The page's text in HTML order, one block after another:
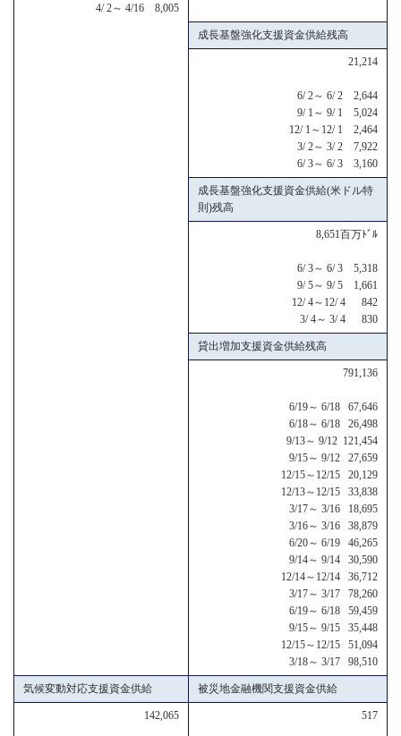
4/ 2～ 4/16 8,005
成長基盤強化支援資金供給残高
21,214
6/ 2～ 6/ 2 2,644
9/ 1～ 9/ 1 5,024
12/ 1～12/ 1 2,464
3/ 2～ 3/ 2 7,922
6/ 3～ 6/ 3 3,160
成長基盤強化支援資金供給(米ドル特
則)残高
8,651百万ﾄﾞﾙ
6/ 3～ 6/ 3 5,318
9/ 5～ 9/ 5 1,661
12/ 4～12/ 4 842
3/ 4～ 3/ 4 830
貸出増加支援資金供給残高
791,136
6/19～ 6/18 67,646
6/18～ 6/18 26,498
9/13～ 9/12 121,454
9/15～ 9/12 27,659
12/15～12/15 20,129
12/13～12/15 33,838
3/17～ 3/16 18,695
3/16～ 3/16 38,879
6/20～ 6/19 46,265
9/14～ 9/14 30,590
12/14～12/14 36,712
3/17～ 3/17 78,260
6/19～ 6/18 59,459
9/15～ 9/15 35,448
12/15～12/15 51,094
3/18～ 3/17 98,510
気候変動対応支援資金供給 被災地金融機関支援資金供給
142,065 517